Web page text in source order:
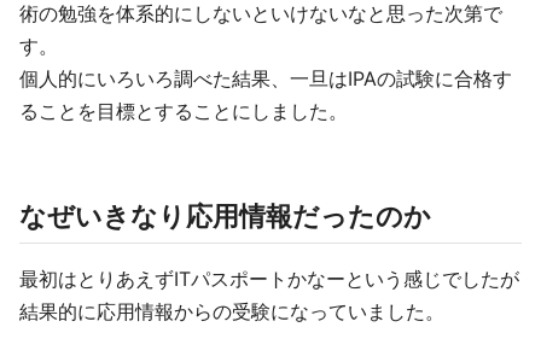
術の勉強を体系的にしないといけないなと思った次第で
す。
個人的にいろいろ調べた結果、一旦はIPAの試験に合格す
ることを目標とすることにしました。
なぜいきなり応用情報だったのか
最初はとりあえずITパスポートかなーという感じでしたが
結果的に応用情報からの受験になっていました。